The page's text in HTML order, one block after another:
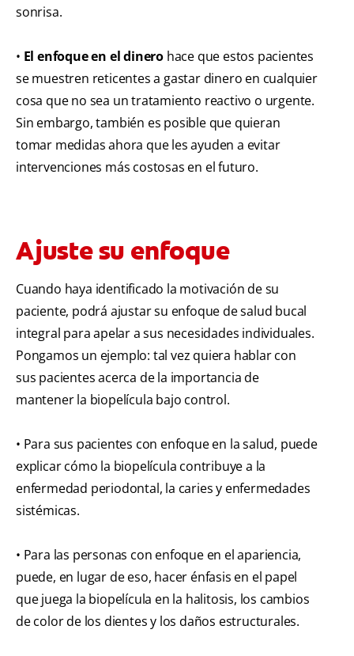
sonrisa.
• El enfoque en el dinero hace que estos pacientes
se muestren reticentes a gastar dinero en cualquier
cosa que no sea un tratamiento reactivo o urgente.
Sin embargo, también es posible que quieran
tomar medidas ahora que les ayuden a evitar
intervenciones más costosas en el futuro.
Ajuste su enfoque
Cuando haya identificado la motivación de su
paciente, podrá ajustar su enfoque de salud bucal
integral para apelar a sus necesidades individuales.
Pongamos un ejemplo: tal vez quiera hablar con
sus pacientes acerca de la importancia de
mantener la biopelícula bajo control.
• Para sus pacientes con enfoque en la salud, puede
explicar cómo la biopelícula contribuye a la
enfermedad periodontal, la caries y enfermedades
sistémicas.
• Para las personas con enfoque en el apariencia,
puede, en lugar de eso, hacer énfasis en el papel
que juega la biopelícula en la halitosis, los cambios
de color de los dientes y los daños estructurales.